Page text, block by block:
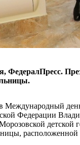
Международный
Федерации
детской